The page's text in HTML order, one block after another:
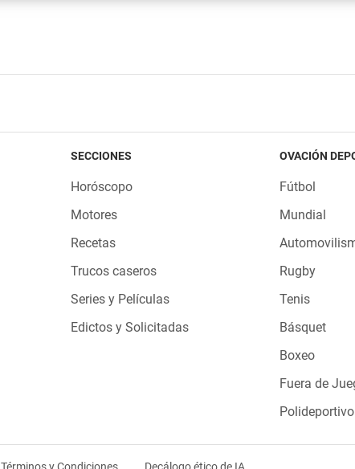
SECCIONES
Horóscopo
Motores
Recetas
Trucos caseros
Series y Películas
Edictos y Solicitadas
OVACIÓN
Fútbol
Mundial
Rugby
Tenis
Básquet
Boxeo
Fuera de
Polideportivo